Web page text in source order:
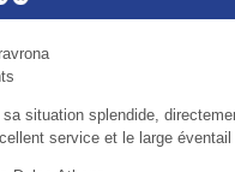
situation splendide,
service et le large